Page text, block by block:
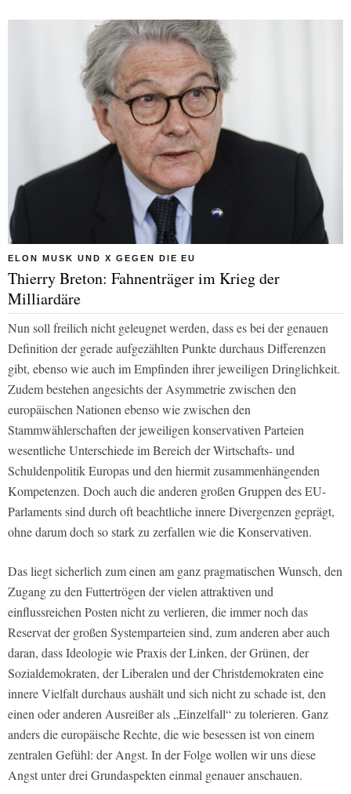
ELON MUSK UND X GEGEN DIE EU
Thierry Breton: Fahnenträger im Krieg der
Milliardäre
Nun soll freilich nicht geleugnet werden, dass es bei der genauen
Definition der gerade aufgezählten Punkte durchaus Differenzen
gibt, ebenso wie auch im Empfinden ihrer jeweiligen Dringlichkeit.
Zudem bestehen angesichts der Asymmetrie zwischen den
europäischen Nationen ebenso wie zwischen den
Stammwählerschaften der jeweiligen konservativen Parteien
wesentliche Unterschiede im Bereich der Wirtschafts- und
Schuldenpolitik Europas und den hiermit zusammenhängenden
Kompetenzen. Doch auch die anderen großen Gruppen des EU-
Parlaments sind durch oft beachtliche innere Divergenzen geprägt,
ohne darum doch so stark zu zerfallen wie die Konservativen.
Das liegt sicherlich zum einen am ganz pragmatischen Wunsch, den
Zugang zu den Futtertrögen der vielen attraktiven und
einflussreichen Posten nicht zu verlieren, die immer noch das
Reservat der großen Systemparteien sind, zum anderen aber auch
daran, dass Ideologie wie Praxis der Linken, der Grünen, der
Sozialdemokraten, der Liberalen und der Christdemokraten eine
innere Vielfalt durchaus aushält und sich nicht zu schade ist, den
einen oder anderen Ausreißer als „Einzelfall“ zu tolerieren. Ganz
anders die europäische Rechte, die wie besessen ist von einem
zentralen Gefühl: der Angst. In der Folge wollen wir uns diese
Angst unter drei Grundaspekten einmal genauer anschauen.